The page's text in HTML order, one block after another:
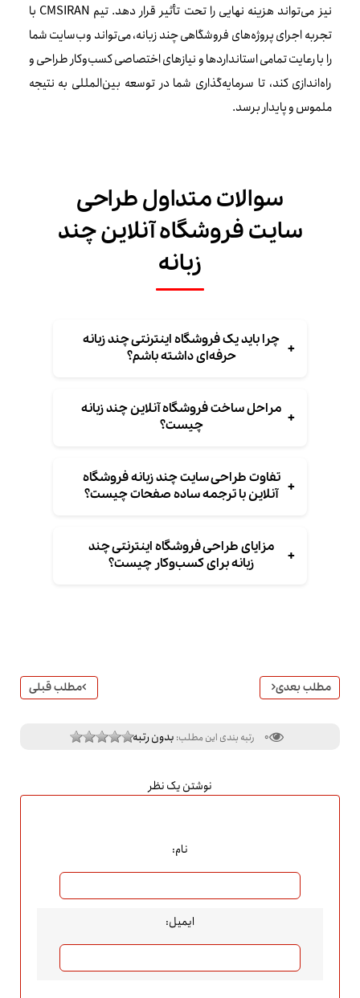
نیز می‌تواند هزینه نهایی را تحت تأثیر قرار دهد. تیم CMSIRAN با
تجربه اجرای پروژه‌های فروشگاهی چند زبانه، می‌تواند وب‌سایت شما
را با رعایت تمامی استانداردها و نیازهای اختصاصی کسب‌وکار طراحی و
راه‌اندازی کند، تا سرمایه‌گذاری شما در توسعه بین‌المللی به نتیجه
ملموس و پایدار برسد.
سوالات متداول طراحی
سایت فروشگاه آنلاین چند
زبانه
+ چرا باید یک فروشگاه اینترنتی چند زبانه
حرفه‌ای داشته باشم؟
+ مراحل ساخت فروشگاه آنلاین چند زبانه
چیست؟
+ تفاوت طراحی سایت چند زبانه فروشگاه
آنلاین با ترجمه ساده صفحات چیست؟
+
مزایای طراحی فروشگاه اینترنتی چند
زبانه برای کسب‌وکار چیست؟
مطلب قبلی مطلب بعدی
0 رتبه بندی این مطلب: بدون رتبه
نوشتن یک نظر
نام:
ایمیل: